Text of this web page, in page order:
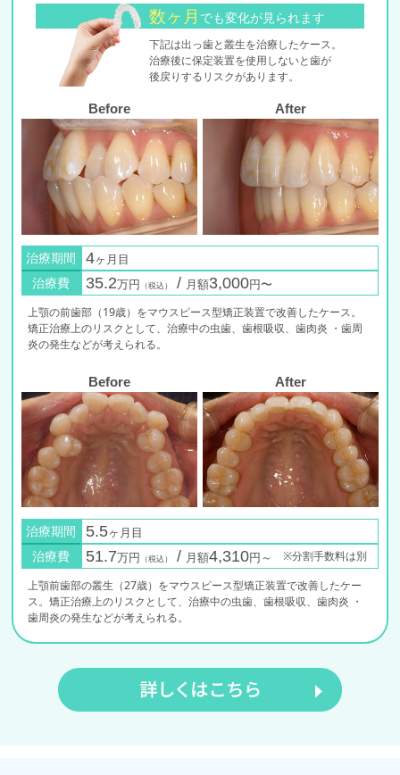
数ヶ月 でも変化が見られます
下記は出っ歯と叢生を治療したケース。
治療後に保定装置を使用しないと歯が
後戻りするリスクがあります。
Before After
治療期間 4ヶ月目
治療費 35.2万円 （税込） / 月額3,000円〜
上顎の前歯部（19歳）をマウスピース型矯正装置で改善したケース。
矯正治療上のリスクとして、治療中の虫歯、歯根吸収、歯肉炎 ・歯周
炎の発生などが考えられる。
Before After
治療期間 5.5ヶ月目
治療費 51.7万円 （税込） / 月額4,310円～
※分割手数料は別
上顎前歯部の叢生（27歳）をマウスピース型矯正装置で改善したケー
ス。矯正治療上のリスクとして、治療中の虫歯、歯根吸収、歯肉炎 ・
歯周炎の発生などが考えられる。